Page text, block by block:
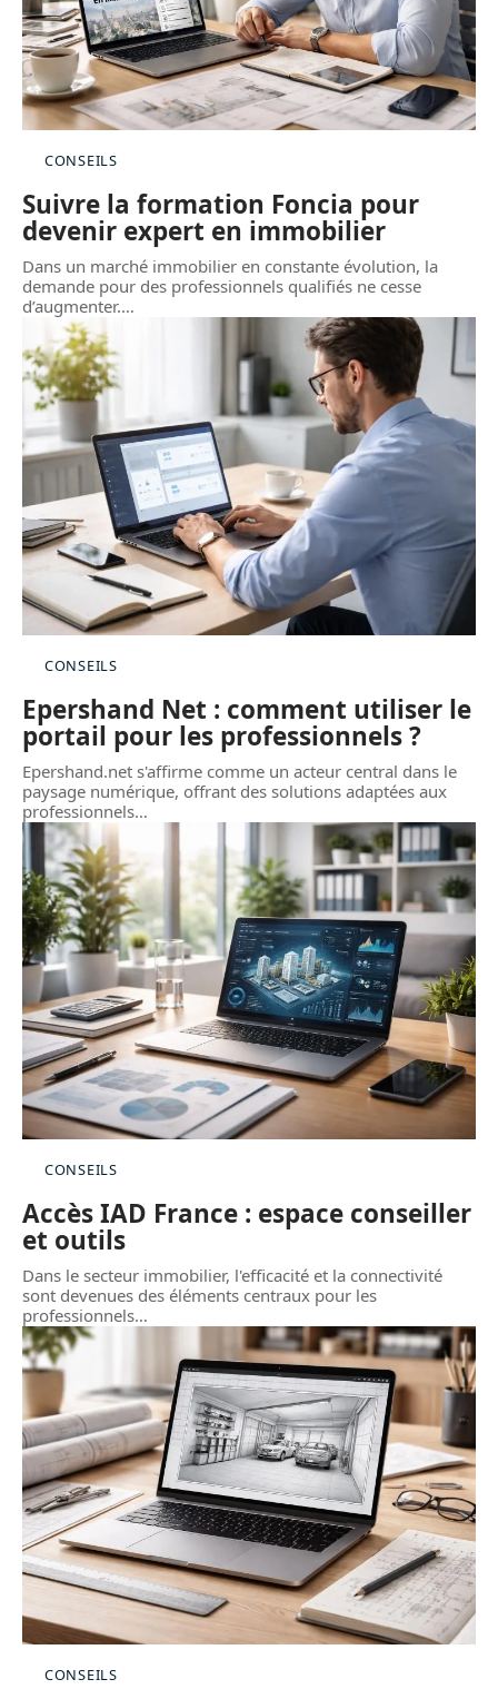
CONSEILS
Suivre la formation Foncia pour
devenir expert en immobilier
Dans un marché immobilier en constante évolution, la
demande pour des professionnels qualifiés ne cesse
d’augmenter.…
CONSEILS
Epershand Net : comment utiliser le
portail pour les professionnels ?
Epershand.net s'affirme comme un acteur central dans le
paysage numérique, offrant des solutions adaptées aux
professionnels…
CONSEILS
Accès IAD France : espace conseiller
et outils
Dans le secteur immobilier, l'efficacité et la connectivité
sont devenues des éléments centraux pour les
professionnels…
CONSEILS